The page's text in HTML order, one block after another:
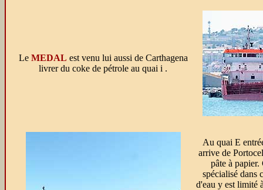
Le MEDAL est venu lui aussi de Carthagena
livrer du coke de pétrole au quai i .
Au quai E
arrive de
pâte à
spécialisé dans
d'eau y est limité